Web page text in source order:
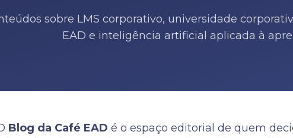
sobre LMS corporativo, universidade
EAD e inteligência artificial aplicada à
Blog da Café EAD é o espaço editorial de quem